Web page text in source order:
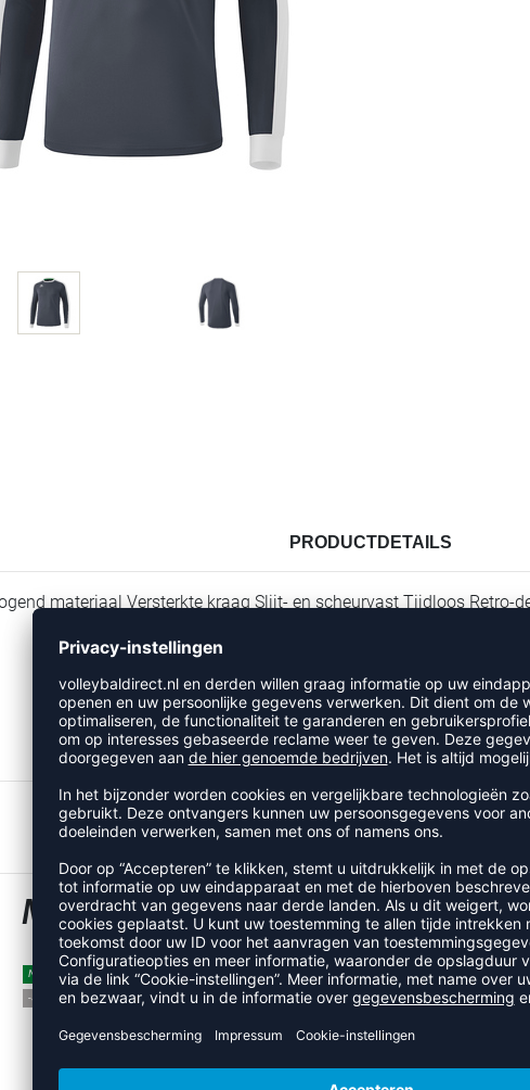
PRODUCTDETAILS
materiaal Versterkte kraag Slijt- en scheurvast Tijdloos Retro-
RECENT BEKEKEN
MEER UIT DE CATEGORIE
NEW
-35%
NEW
-35%